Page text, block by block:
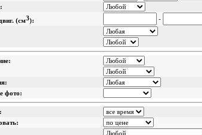
(см3):
-
фото: